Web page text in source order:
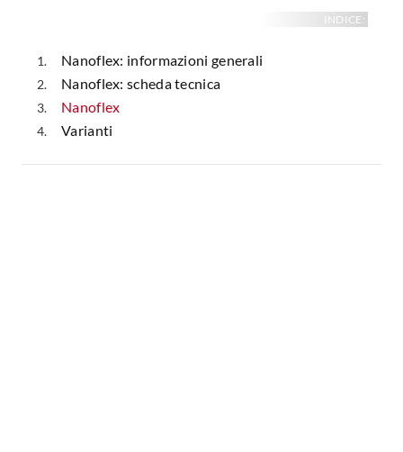
INDICE:
Nanoflex: informazioni generali
Nanoflex: scheda tecnica
Nanoflex
Varianti